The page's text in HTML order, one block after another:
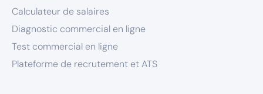
Calculateur de salaires
Diagnostic commercial en ligne
Test commercial en ligne
Plateforme de recrutement et ATS